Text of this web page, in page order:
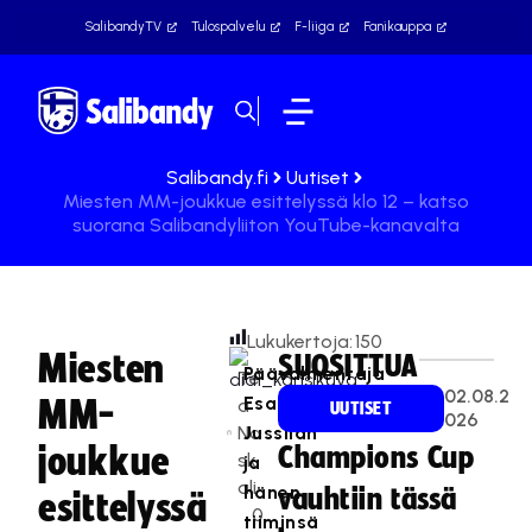
SalibandyTV Tulospalvelu F-liiga Fanikauppa
Salibandy.fi
Uutiset
Miesten MM-joukkue esittelyssä klo 12 – katso
suorana Salibandyliiton YouTube-kanavalta
Miesten
MM-
joukkue
esittelyssä
Te
a
Na
sk
ali
0
Lukukertoja:150
Päävalmentaja
Esa
Jussilan
ja
hänen
tiiminsä
SUOSITTUA
UUTISET
02.08.2
026
Champions Cup
vauhtiin tässä